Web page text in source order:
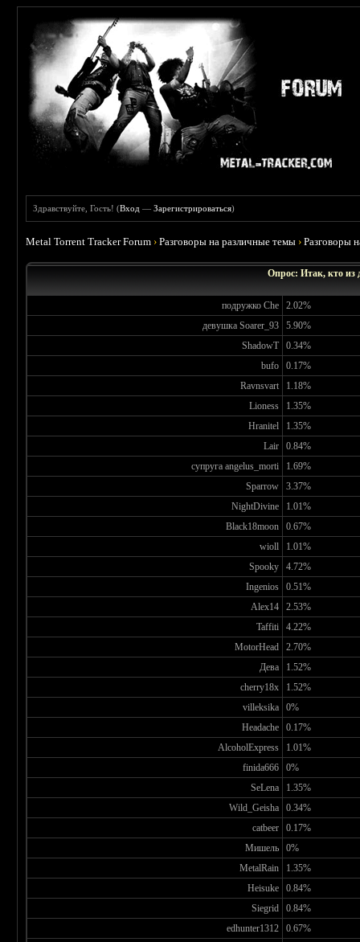
Здравствуйте, Гость! (Вход —Зарегистрироваться)
Metal Torrent Tracker Forum ›Разговоры на различные темы ›Разговоры
Опрос: Итак, кто из
подружко Che
2.02%
девушка Soarer_93
5.90%
ShadowT
0.34%
bufo
0.17%
Ravnsvart
1.18%
Lioness
1.35%
Hranitel
1.35%
Lair
0.84%
супруга angelus_morti
1.69%
Sparrow
3.37%
NightDivine
1.01%
Black18moon
0.67%
wioll
1.01%
Spooky
4.72%
Ingenios
0.51%
Alex14
2.53%
Taffiti
4.22%
MotorHead
2.70%
Дева
1.52%
cherry18x
1.52%
villeksika
0%
Headache
0.17%
AlcoholExpress
1.01%
finida666
0%
SeLena
1.35%
Wild_Geisha
0.34%
catbeer
0.17%
Мишель
0%
MetalRain
1.35%
Heisuke
0.84%
Siegrid
0.84%
edhunter1312
0.67%